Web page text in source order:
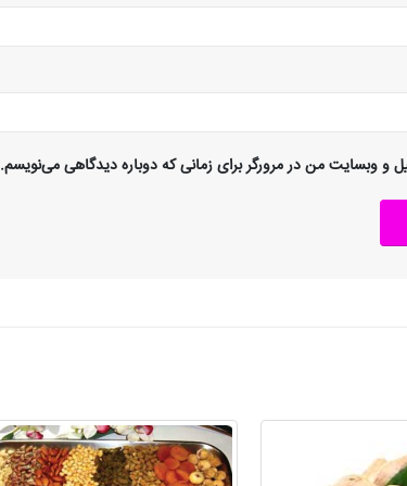
و وبسایت من در مرورگر برای زمانی که دوباره دیدگاهی می‌نویسم.